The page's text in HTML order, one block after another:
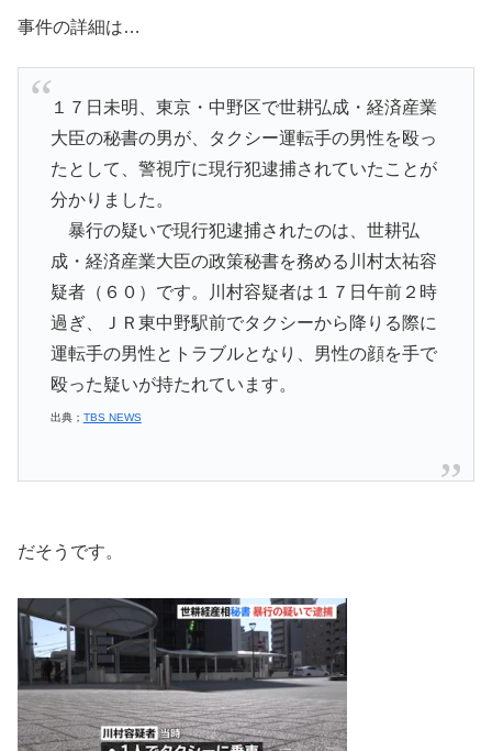
事件の詳細は…
１７日未明、東京・中野区で世耕弘成・経済産業
大臣の秘書の男が、タクシー運転手の男性を殴っ
たとして、警視庁に現行犯逮捕されていたことが
分かりました。
暴行の疑いで現行犯逮捕されたのは、世耕弘
成・経済産業大臣の政策秘書を務める川村太祐容
疑者（６０）です。川村容疑者は１７日午前２時
過ぎ、ＪＲ東中野駅前でタクシーから降りる際に
運転手の男性とトラブルとなり、男性の顔を手で
殴った疑いが持たれています。
出典； TBS NEWS
だそうです。